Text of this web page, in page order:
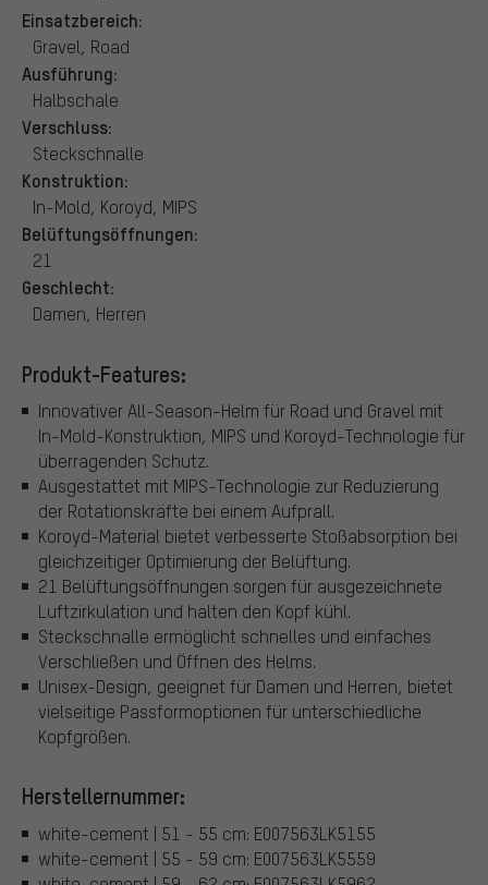
Einsatzbereich:
Gravel, Road
Ausführung:
Halbschale
Verschluss:
Steckschnalle
Konstruktion:
In-Mold, Koroyd, MIPS
Belüftungsöffnungen:
21
Geschlecht:
Damen, Herren
Produkt-Features:
Innovativer All-Season-Helm für Road und Gravel mit
In-Mold-Konstruktion, MIPS und Koroyd-Technologie für
überragenden Schutz.
Ausgestattet mit MIPS-Technologie zur Reduzierung
der Rotationskräfte bei einem Aufprall.
Koroyd-Material bietet verbesserte Stoßabsorption bei
gleichzeitiger Optimierung der Belüftung.
21 Belüftungsöffnungen sorgen für ausgezeichnete
Luftzirkulation und halten den Kopf kühl.
Steckschnalle ermöglicht schnelles und einfaches
Verschließen und Öffnen des Helms.
Unisex-Design, geeignet für Damen und Herren, bietet
vielseitige Passformoptionen für unterschiedliche
Kopfgrößen.
Herstellernummer:
white-cement | 51 - 55 cm: E007563LK5155
white-cement | 55 - 59 cm: E007563LK5559